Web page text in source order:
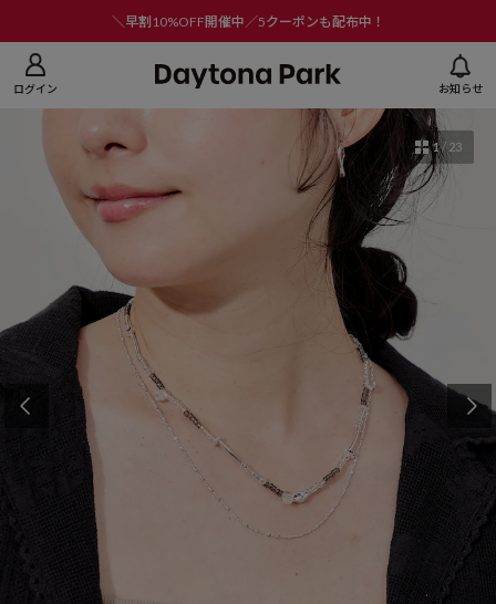
＼早割10%OFF開催中／5クーポンも配布中！
ログイン お知らせ
1/ 23